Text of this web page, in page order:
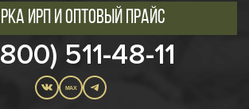
ИРП и оптовый прайс
511-48-11
MAX